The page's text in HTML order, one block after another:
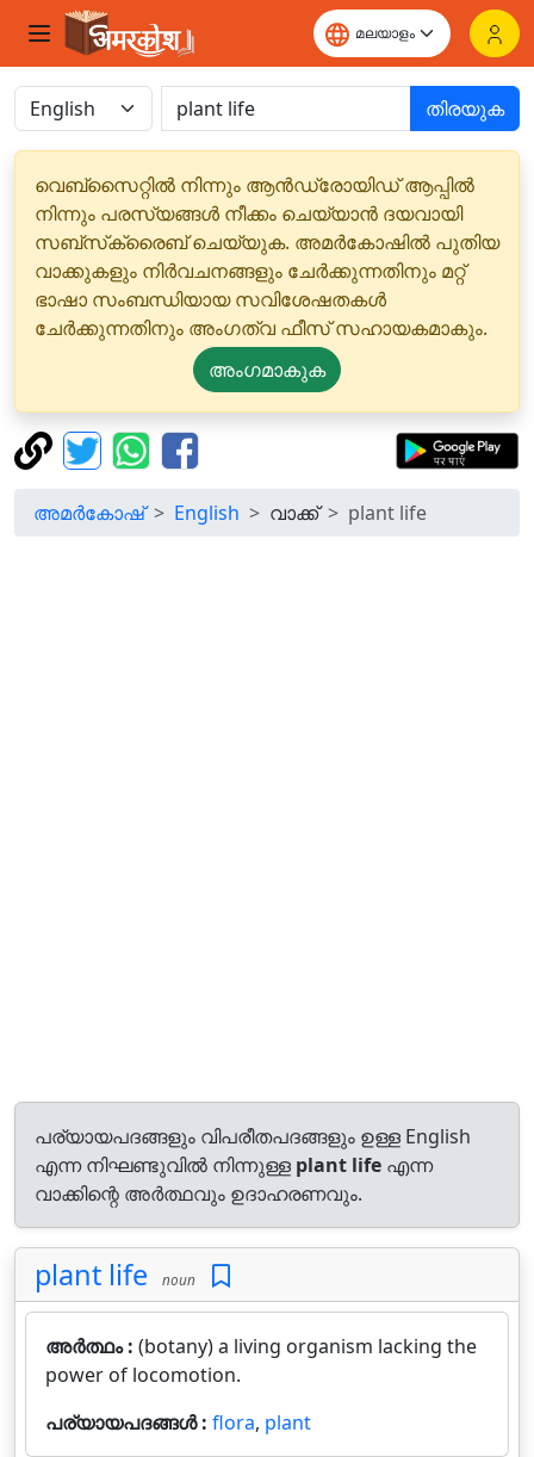
തിരയുക
വെബ്‌സൈറ്റിൽ നിന്നും ആൻഡ്രോയിഡ് ആപ്പിൽ
നിന്നും പരസ്യങ്ങൾ നീക്കം ചെയ്യാൻ ദയവായി
സബ്‌സ്‌ക്രൈബ് ചെയ്യുക. അമർകോഷിൽ പുതിയ
വാക്കുകളും നിർവചനങ്ങളും ചേർക്കുന്നതിനും മറ്റ്
ഭാഷാ സംബന്ധിയായ സവിശേഷതകൾ
ചേർക്കുന്നതിനും അംഗത്വ ഫീസ് സഹായകമാകും.
അംഗമാകുക
അമർകോഷ് English വാക്ക് plant life
പര്യായപദങ്ങളും വിപരീതപദങ്ങളും ഉള്ള English
എന്ന നിഘണ്ടുവിൽ നിന്നുള്ള plant life എന്ന
വാക്കിന്റെ അർത്ഥവും ഉദാഹരണവും.
plant life noun
അർത്ഥം : (botany) a living organism lacking the
power of locomotion.
പര്യായപദങ്ങൾ : flora, plant